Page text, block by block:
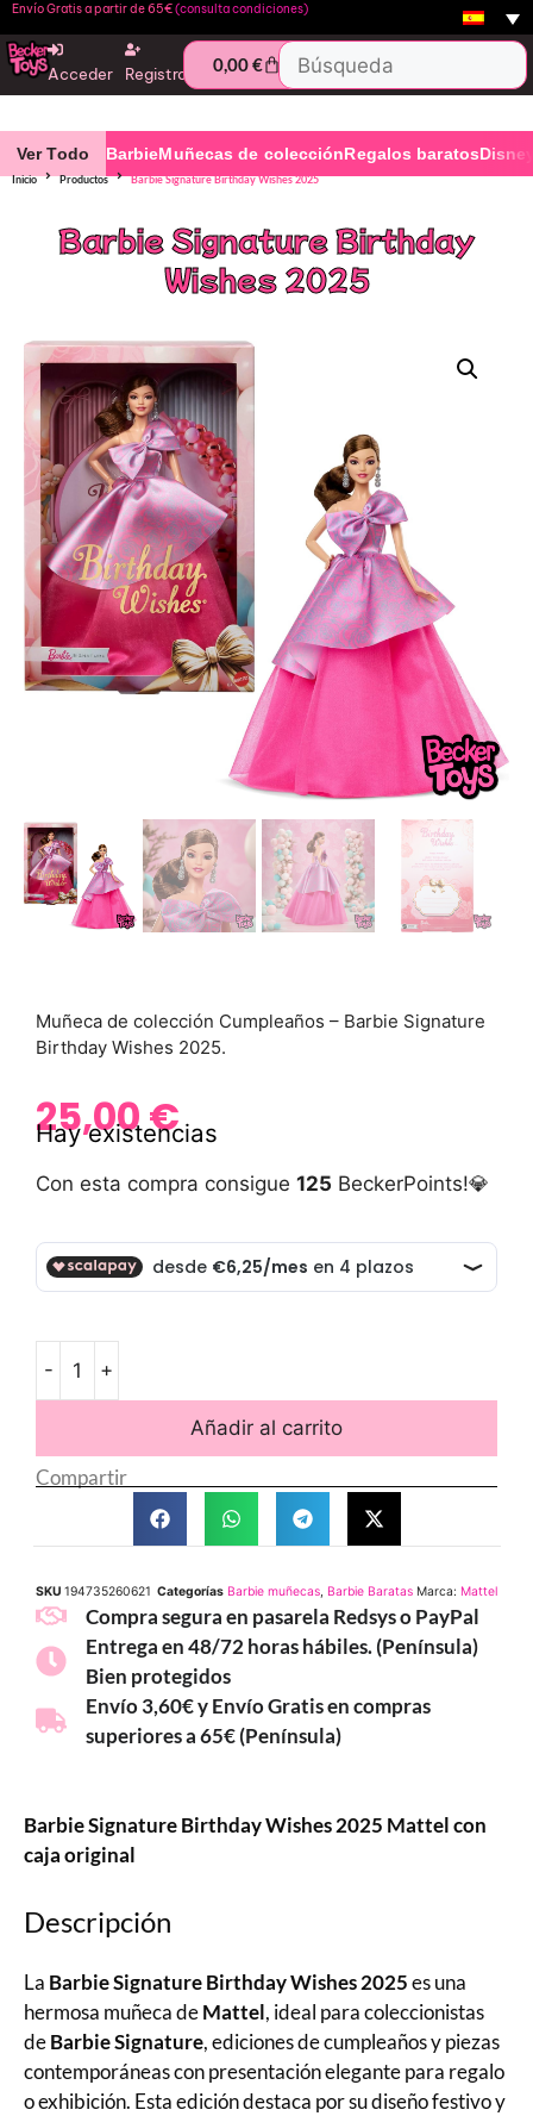
Envío Gratis a partir de 65€(consulta condiciones)
Acceder Registro 0,00€
Ver Todo BarbieMuñecas de colecciónRegalos baratos
Inicio Productos Barbie Signature Birthday Wishes 2025
Barbie Signature Birthday
Wishes 2025
Muñeca de colección Cumpleaños – Barbie Signature
Birthday Wishes 2025.
25,00€
Hay existencias
Con esta compra consigue 125 BeckerPoints!💎
- +
Añadir al carrito
Compartir
SKU 194735260621 Categorías Barbie muñecas, Barbie Baratas Marca: Mattel
Compra segura en pasarela Redsys o PayPal
Entrega en 48/72 horas hábiles. (Península)
Bien protegidos
Envío 3,60€ y Envío Gratis en compras
superiores a 65€ (Península)
Barbie Signature Birthday Wishes 2025 Mattel con
caja original
Descripción
La Barbie Signature Birthday Wishes 2025es una
hermosa muñeca deMattel, ideal para coleccionistas
deBarbie Signature, ediciones de cumpleaños y piezas
contemporáneas con presentación elegante para regalo
o exhibición. Esta edición destaca por su diseño festivo y